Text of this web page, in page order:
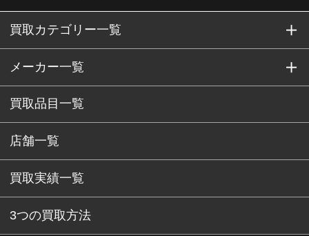
買取カテゴリー一覧
メーカー一覧
買取品目一覧
店舗一覧
買取実績一覧
3つの買取方法